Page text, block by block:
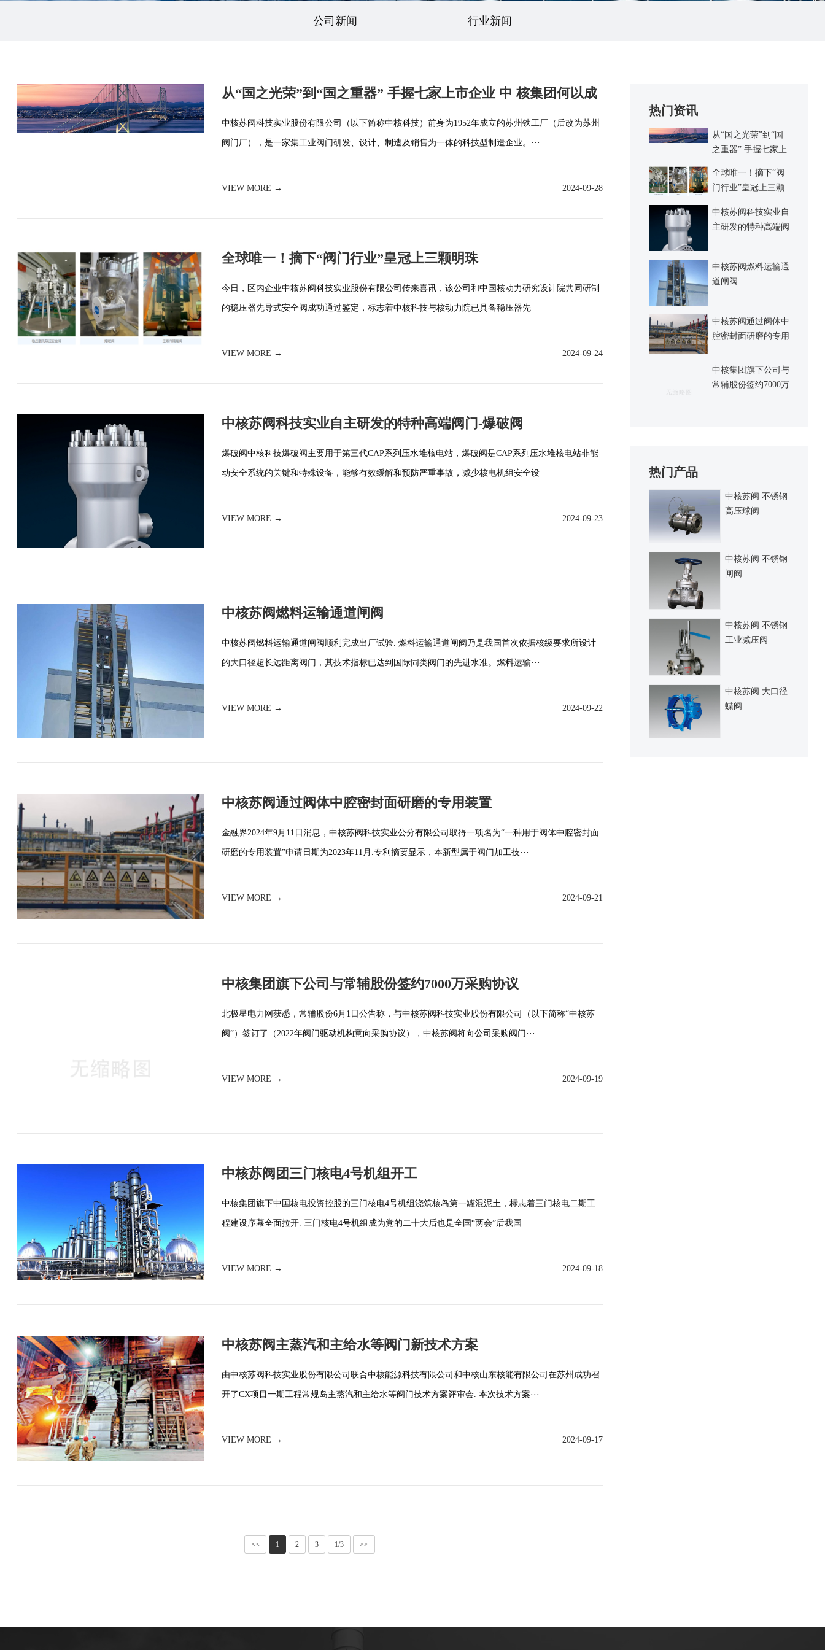
公司新闻 行业新闻
从“国之光荣”到“国之重器” 手握七家上市企业 中 核集团何以成
中核苏阀科技实业股份有限公司（以下简称中核科技）前身为1952年成立的苏州铁工厂（后改为苏州
阀门厂），是一家集工业阀门研发、设计、制造及销售为一体的科技型制造企业。···
VIEW MORE → 2024-09-28
全球唯一！摘下“阀门行业”皇冠上三颗明珠
今日，区内企业中核苏阀科技实业股份有限公司传来喜讯，该公司和中国核动力研究设计院共同研制
的稳压器先导式安全阀成功通过鉴定，标志着中核科技与核动力院已具备稳压器先···
VIEW MORE → 2024-09-24
中核苏阀科技实业自主研发的特种高端阀门-爆破阀
爆破阀中核科技爆破阀主要用于第三代CAP系列压水堆核电站，爆破阀是CAP系列压水堆核电站非能
动安全系统的关键和特殊设备，能够有效缓解和预防严重事故，减少核电机组安全设···
VIEW MORE → 2024-09-23
中核苏阀燃料运输通道闸阀
中核苏阀燃料运输通道闸阀顺利完成出厂试验. 燃料运输通道闸阀乃是我国首次依据核级要求所设计
的大口径超长远距离阀门，其技术指标已达到国际同类阀门的先进水准。燃料运输···
VIEW MORE → 2024-09-22
中核苏阀通过阀体中腔密封面研磨的专用装置
金融界2024年9月11日消息，中核苏阀科技实业公分有限公司取得一项名为“一种用于阀体中腔密封面
研磨的专用装置”申请日期为2023年11月.专利摘要显示，本新型属于阀门加工技···
VIEW MORE → 2024-09-21
中核集团旗下公司与常辅股份签约7000万采购协议
北极星电力网获悉，常辅股份6月1日公告称，与中核苏阀科技实业股份有限公司（以下简称“中核苏
阀”）签订了（2022年阀门驱动机构意向采购协议），中核苏阀将向公司采购阀门···
VIEW MORE → 2024-09-19
中核苏阀团三门核电4号机组开工
中核集团旗下中国核电投资控股的三门核电4号机组浇筑核岛第一罐混泥土，标志着三门核电二期工
程建设序幕全面拉开. 三门核电4号机组成为党的二十大后也是全国“两会”后我国···
VIEW MORE → 2024-09-18
中核苏阀主蒸汽和主给水等阀门新技术方案
由中核苏阀科技实业股份有限公司联合中核能源科技有限公司和中核山东核能有限公司在苏州成功召
开了CX项目一期工程常规岛主蒸汽和主给水等阀门技术方案评审会. 本次技术方案···
VIEW MORE → 2024-09-17
<< 1 2 3 1/3 >>
热门资讯
从“国之光荣”到“国
之重器” 手握七家上
以成为核电界的泰山
北斗？
全球唯一！摘下“阀
门行业”皇冠上三颗
中核苏阀科技实业自
主研发的特种高端阀
中核苏阀燃料运输通
道闸阀
中核苏阀通过阀体中
腔密封面研磨的专用
中核集团旗下公司与
常辅股份签约7000万
热门产品
中核苏阀 不锈钢
高压球阀
中核苏阀 不锈钢
闸阀
中核苏阀 不锈钢
工业减压阀
中核苏阀 大口径
蝶阀